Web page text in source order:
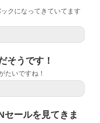
クになってきていてます
そうです！
たいですね！
セールを見てきま